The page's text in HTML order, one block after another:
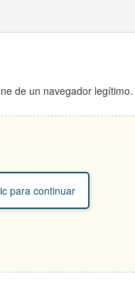
de un navegador legítimo.
para continuar